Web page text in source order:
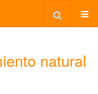
natural